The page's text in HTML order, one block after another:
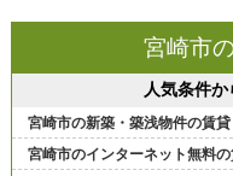
宮崎市
人気条件
宮崎市の新築・築浅物件の賃貸
宮崎市のインターネット無料